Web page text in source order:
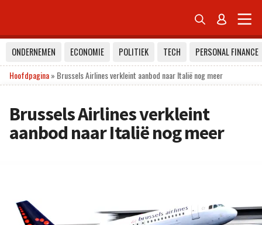
 
ONDERNEMEN ECONOMIE POLITIEK TECH
PERSONAL FINANCE
Hoofdpagina» Brussels Airlines verkleint aanbod naar Italië nog meer
Brussels Airlines verkleint
aanbod naar Italië nog meer